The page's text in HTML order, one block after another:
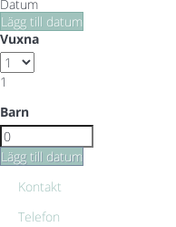
Datum
Lägg till datum
Vuxna
1
Barn
Lägg till datum
Kontakt
Telefon